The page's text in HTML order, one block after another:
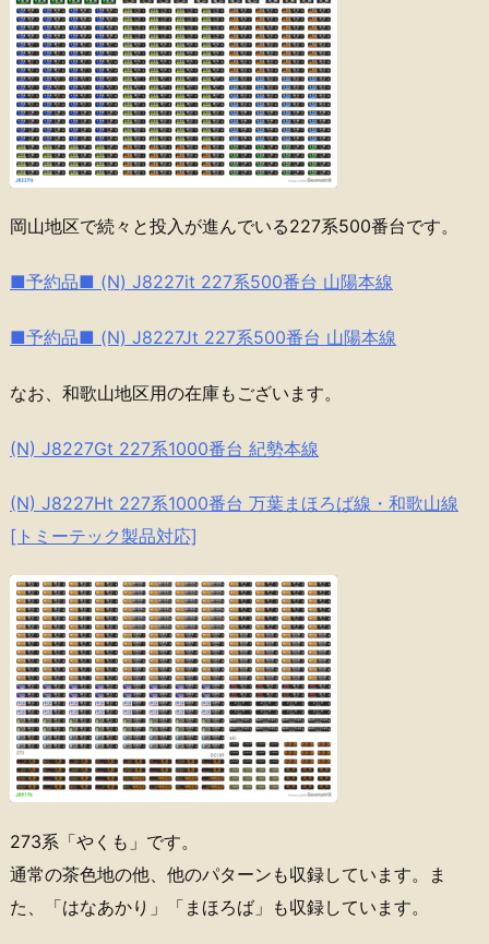
岡山地区で続々と投入が進んでいる227系500番台です。
■予約品■ (N) J8227it 227系500番台 山陽本線
■予約品■ (N) J8227Jt 227系500番台 山陽本線
なお、和歌山地区用の在庫もございます。
(N) J8227Gt 227系1000番台 紀勢本線
(N) J8227Ht 227系1000番台 万葉まほろば線・和歌山線
[トミーテック製品対応]
273系「やくも」です。
通常の茶色地の他、他のパターンも収録しています。ま
た、「はなあかり」「まほろば」も収録しています。